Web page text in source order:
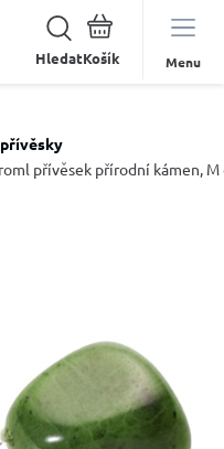
Hledat Menu
přívěsek přírodní kámen, M